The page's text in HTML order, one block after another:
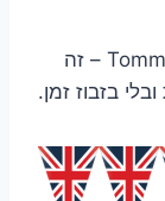
אם אתה שוקל להזמין מ‑Tommy Hilfiger UK – זה